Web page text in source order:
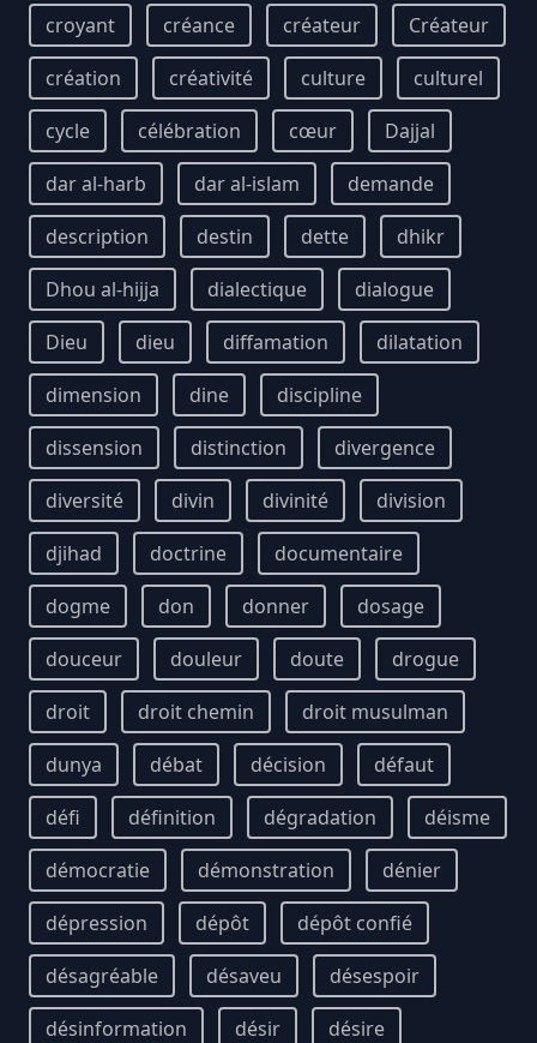
croyant
créance créateur
Créateur
création
créativité culture
culturel
cycle
célébration cœur
Dajjal
dar al-harb
dar al-islam
demande
description
destin dette
dhikr
Dhou al-hijja
dialectique
dialogue
Dieu
dieu diffamation
dilatation
dimension
dine
discipline
dissension
distinction
divergence
diversité
divin divinité
division
djihad
doctrine
documentaire
dogme
don donner
dosage
douceur
douleur doute
drogue
droit
droit chemin
droit musulman
dunya
débat décision
défaut
défi
définition dégradation
déisme
démocratie
démonstration
dénier
dépression
dépôt
dépôt confié
désagréable
désaveu
désespoir
désinformation
désir
désire